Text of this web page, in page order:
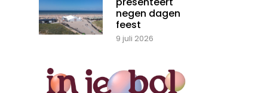
negen dagen
feest
9 juli 2026